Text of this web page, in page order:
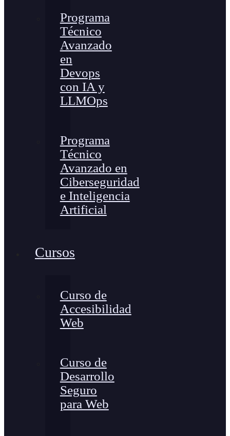
Programa
Técnico
Avanzado
en
Devops
con IA y
LLMOps
Programa
Técnico
Avanzado en
Ciberseguridad
e Inteligencia
Artificial
Cursos
Curso de
Accesibilidad
Web
Curso de
Desarrollo
Seguro
para Web